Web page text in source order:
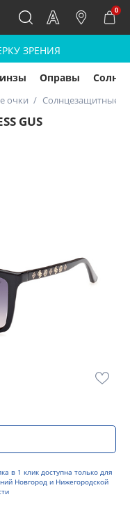
0
ЗРЕНИЯ
Оправы
очки Солнцезащитные
GUS
в 1 клик доступна только для
Новгород и Нижегородской